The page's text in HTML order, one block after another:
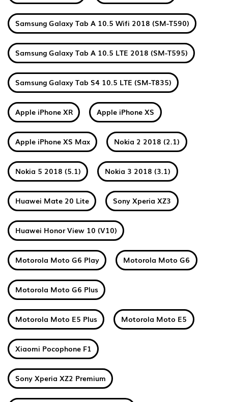
Samsung Galaxy Tab A 10.5 Wifi 2018 (SM-T590)
Samsung Galaxy Tab A 10.5 LTE 2018 (SM-T595)
Samsung Galaxy Tab S4 10.5 LTE (SM-T835)
Apple iPhone XR Apple iPhone XS
Apple iPhone XS Max Nokia 2 2018 (2.1)
Nokia 5 2018 (5.1) Nokia 3 2018 (3.1)
Huawei Mate 20 Lite Sony Xperia XZ3
Huawei Honor View 10 (V10)
Motorola Moto G6 Play Motorola Moto G6
Motorola Moto G6 Plus
Motorola Moto E5 Plus Motorola Moto E5
Xiaomi Pocophone F1
Sony Xperia XZ2 Premium